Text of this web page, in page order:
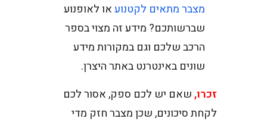
מצבר מתאים לקטנועאו לאופנוע
שברשותכם? מידע זה מצוי בספר
הרכב שלכם וגם במקורות מידע
שונים באינטרנט באתר היצרן.
זכרו,שאם יש לכם ספק, אסור לכם
לקחת סיכונים, שכן מצבר חזק מדי